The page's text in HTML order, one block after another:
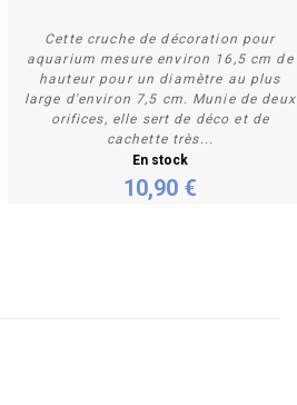
Acheter
Cette cruche de décoration pour
aquarium mesure environ 16,5 cm de
hauteur pour un diamètre au plus
large d'environ 7,5 cm. Munie de deux
orifices, elle sert de déco et de
cachette très...
En stock
10,90 €